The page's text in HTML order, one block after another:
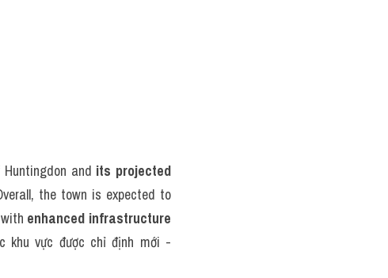
and its projected
the town is expected to
enhanced infrastructure
khu vực được chỉ định mới -